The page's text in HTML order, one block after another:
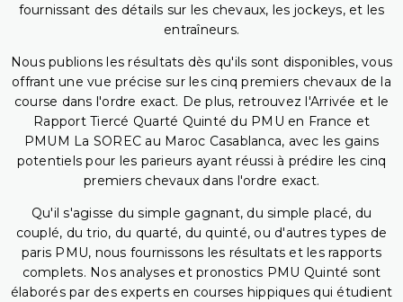
fournissant des détails sur les chevaux, les jockeys, et les
entraîneurs.
Nous publions les résultats dès qu'ils sont disponibles, vous
offrant une vue précise sur les cinq premiers chevaux de la
course dans l'ordre exact. De plus, retrouvez l'Arrivée et le
Rapport Tiercé Quarté Quinté du PMU en France et
PMUM La SOREC au Maroc Casablanca, avec les gains
potentiels pour les parieurs ayant réussi à prédire les cinq
premiers chevaux dans l'ordre exact.
Qu'il s'agisse du simple gagnant, du simple placé, du
couplé, du trio, du quarté, du quinté, ou d'autres types de
paris PMU, nous fournissons les résultats et les rapports
complets. Nos analyses et pronostics PMU Quinté sont
élaborés par des experts en courses hippiques qui étudient